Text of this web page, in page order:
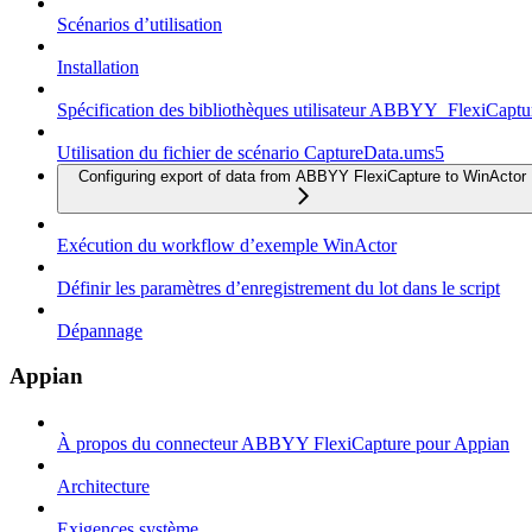
Scénarios d’utilisation
Installation
Spécification des bibliothèques utilisateur
Utilisation du fichier de scénario CaptureData.ums5
Configuring export of data from ABBYY FlexiCapture to WinActor
Exécution du workflow d’exemple WinActor
Définir les paramètres d’enregistrement du lot dans le script
Dépannage
Appian
À propos du connecteur ABBYY FlexiCapture pour Appian
Architecture